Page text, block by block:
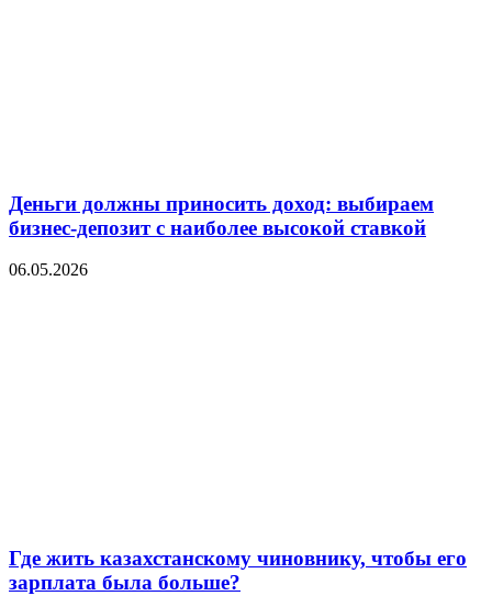
Деньги должны приносить доход: выбираем
бизнес-депозит с наиболее высокой ставкой
06.05.2026
Где жить казахстанскому чиновнику, чтобы его
зарплата была больше?